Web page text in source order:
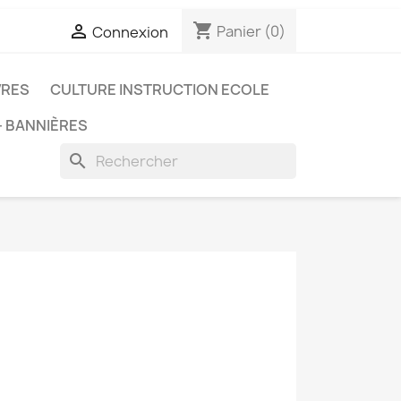
 Connexion shopping_cart Panier (0)
CULTURE INSTRUCTION ECOLE
BANNIÈRES
search